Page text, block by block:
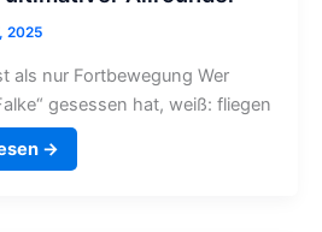
2025
als nur Fortbewegung Wer
gesessen hat, weiß: fliegen
→